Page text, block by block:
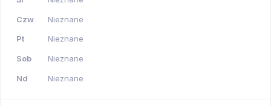
Czw Nieznane
Pt Nieznane
Sob Nieznane
Nd Nieznane